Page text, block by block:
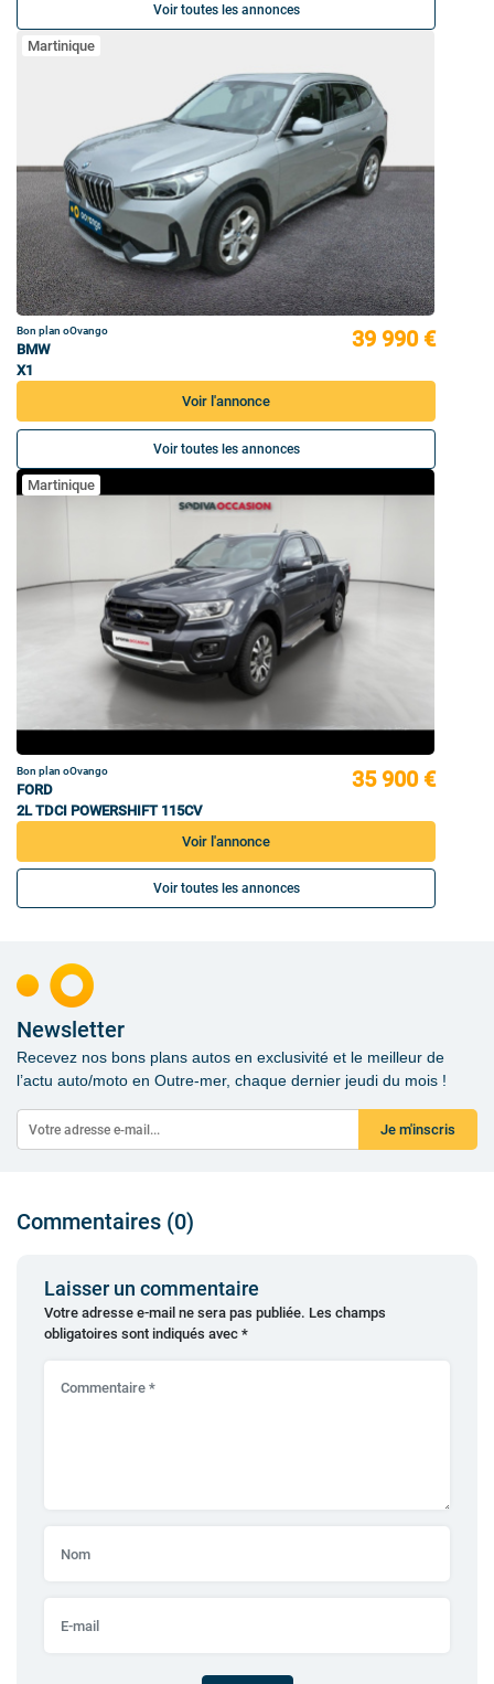
Voir toutes les annonces
Martinique
Bon plan oOvango
BMW
X1
39 990 €
Voir l'annonce
Voir toutes les annonces
Martinique
Bon plan oOvango
FORD
2L TDCI POWERSHIFT 115CV
35 900 €
Voir l'annonce
Voir toutes les annonces
Newsletter
Recevez nos bons plans autos en exclusivité et le meilleur de
l’actu auto/moto en Outre-mer, chaque dernier jeudi du mois !
Je m'inscris
Commentaires (0)
Laisser un commentaire
Votre adresse e-mail ne sera pas publiée. Les champs
obligatoires sont indiqués avec *